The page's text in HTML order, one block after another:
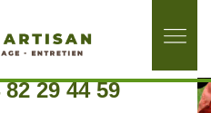
82 29 44 59